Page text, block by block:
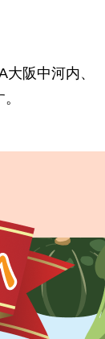
阪中河内、